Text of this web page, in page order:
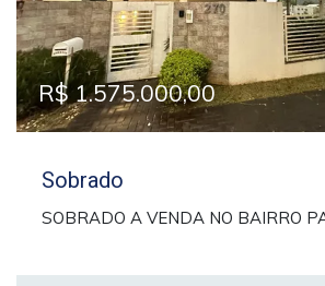
R$ 1.575.000,00
Sobrado
SOBRADO A VENDA NO BAIRRO